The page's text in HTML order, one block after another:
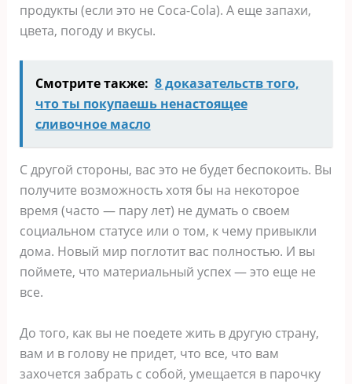
продукты (если это не Coca-Cola). А еще запахи,
цвета, погоду и вкусы.
Смотрите также: 8 доказательств того,
что ты покупаешь ненастоящее
сливочное масло
С другой стороны, вас это не будет беспокоить. Вы
получите возможность хотя бы на некоторое
время (часто — пару лет) не думать о своем
социальном статусе или о том, к чему привыкли
дома. Новый мир поглотит вас полностью. И вы
поймете, что материальный успех — это еще не
все.
До того, как вы не поедете жить в другую страну,
вам и в голову не придет, что все, что вам
захочется забрать с собой, умещается в парочку